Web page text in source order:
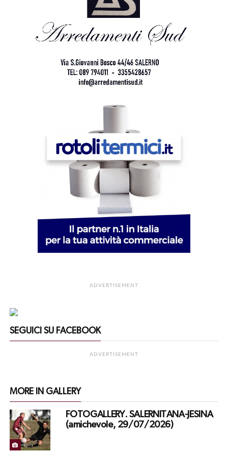
ADVERTISEMENT
SEGUICI SU FACEBOOK
ADVERTISEMENT
MORE IN GALLERY
FOTOGALLERY. SALERNITANA-JESINA
(amichevole, 29/07/2026)